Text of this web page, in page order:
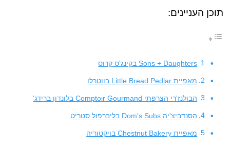
תוכן העניינים:
Sons + Daughters בקינג'ס קרוס
מאפיית Little Bread Pedlar בווטרלו
הבולנז'רי הצרפתי Comptoir Gourmand בלונדון ברידג'
הסנדביצ'יה Dom's Subs בליברפול סטריט
מאפיית Chestnut Bakery בויקטוריה